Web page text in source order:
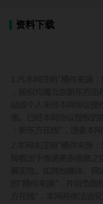
表现4：过度肥胖
资料下载